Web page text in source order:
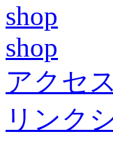
shop
shop
アクセ
リンク